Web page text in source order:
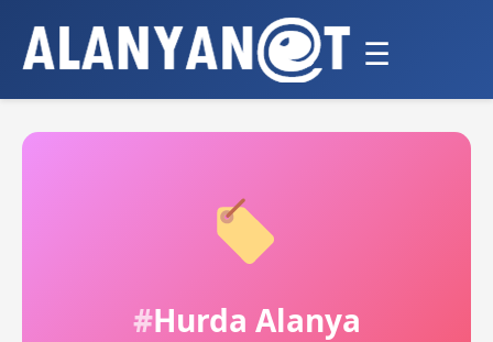
☰
Hurda Alanya